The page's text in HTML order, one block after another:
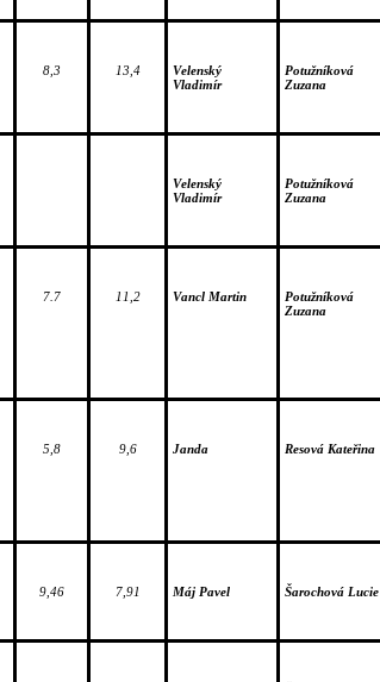
8,3 13,4
Velenský
Vladimír
Potužníková
Zuzana
Velenský
Vladimír
Potužníková
Zuzana
7.7 11,2 Vancl Martin
Potužníková
Zuzana
5,8 9,6 Janda Resová Kateřina
9,46 7,91 Máj Pavel Šarochová Lucie